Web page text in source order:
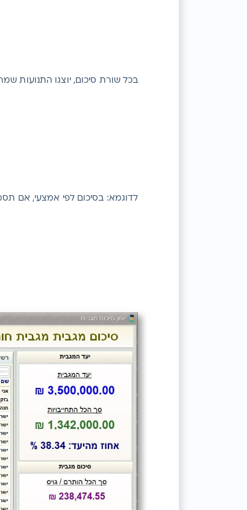
בכל שורת סיכום, יוצגו התנועות
לדוגמא: בסיכום לפי אמצעי, אם